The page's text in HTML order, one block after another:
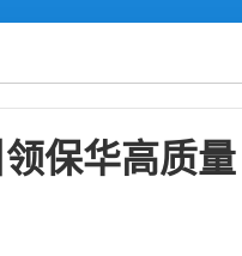
保华高质量